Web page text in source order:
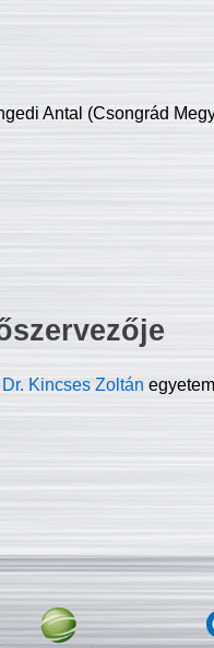
Antal (Csongrád
Dr. Kincses Zoltán